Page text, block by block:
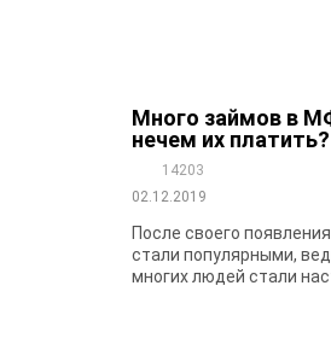
Много займов в
нечем их платить?
14203
02.12.2019
После своего
стали популярными,
многих людей стали